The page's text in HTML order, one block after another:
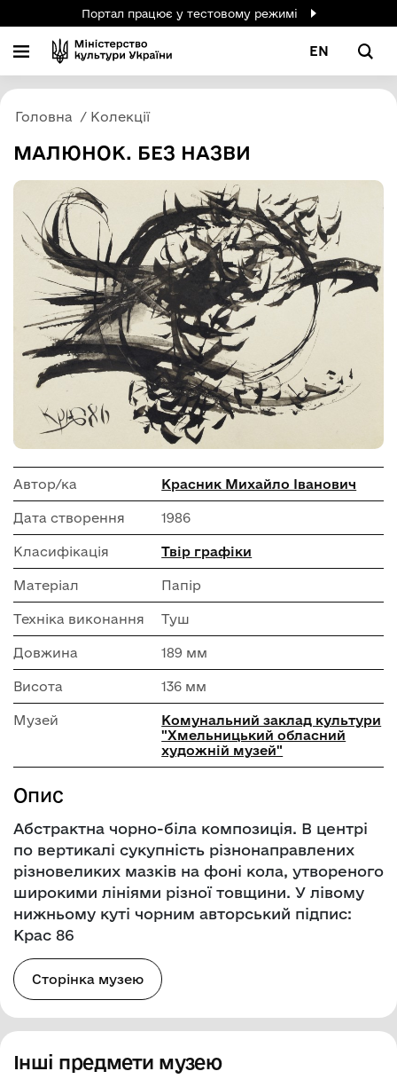
Портал працює у тестовому режимі
EN
Головна Колекції
МАЛЮНОК. БЕЗ НАЗВИ
Автор/ка Красник Михайло Іванович
Дата створення 1986
Класифікація Твір графіки
Матеріал Папір
Техніка виконання Туш
Довжина 189 мм
Висота 136 мм
Музей
Комунальний заклад культури
"Хмельницький обласний
художній музей"
Опис
Абстрактна чорно-біла композиція. В центрі
по вертикалі сукупність різнонаправлених
різновеликих мазків на фоні кола, утвореного
широкими лініями різної товщини. У лівому
нижньому куті чорним авторський підпис:
Крас 86
Сторінка музею
Інші предмети музею